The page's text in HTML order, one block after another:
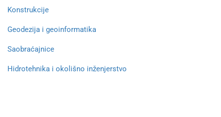
Konstrukcije
Geodezija i geoinformatika
Saobraćajnice
Hidrotehnika i okolišno inženjerstvo